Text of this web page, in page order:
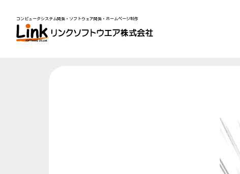
コンピュータシステム開発・ソフトウェア開発・ホームページ制作